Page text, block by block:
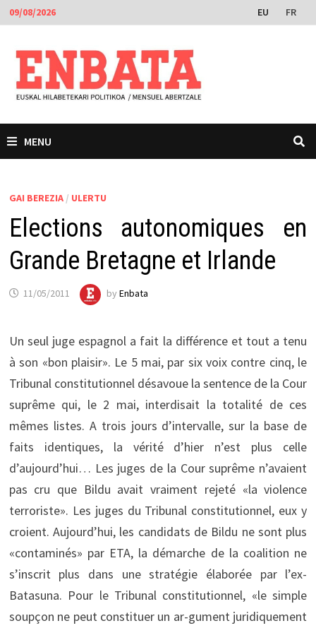
Skip
to
content
09/08/2026 EU FR
MENU
GAI BEREZIA/ ULERTU
Elections autonomiques en
Grande Bretagne et Irlande
11/05/2011 by Enbata
Un seul juge espagnol a fait la différence et tout a tenu
à son «bon plaisir». Le 5 mai, par six voix contre cinq, le
Tribunal constitutionnel désavoue la sentence de la Cour
suprême qui, le 2 mai, interdisait la totalité de ces
mêmes listes. A trois jours d’intervalle, sur la base de
faits identiques, la vérité d’hier n’est plus celle
d’aujourd’hui… Les juges de la Cour suprême n’avaient
pas cru que Bildu avait vraiment rejeté «la violence
terroriste». Les juges du Tribunal constitutionnel, eux y
croient. Aujourd’hui, les candidats de Bildu ne sont plus
«contaminés» par ETA, la démarche de la coalition ne
s’inscrit plus dans une stratégie élaborée par l’ex-
Batasuna. Pour le Tribunal constitutionnel, «le simple
soupçon ne peut constituer un ar-gument juridiquement